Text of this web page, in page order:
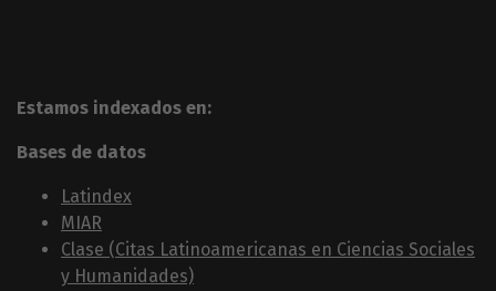
Estamos indexados en:
Bases de datos
Latindex
MIAR
Clase (Citas Latinoamericanas en Ciencias Sociales
y Humanidades)